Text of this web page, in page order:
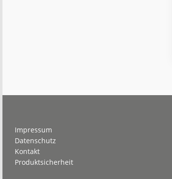
Impressum
Datenschutz
Kontakt
Produktsicherheit